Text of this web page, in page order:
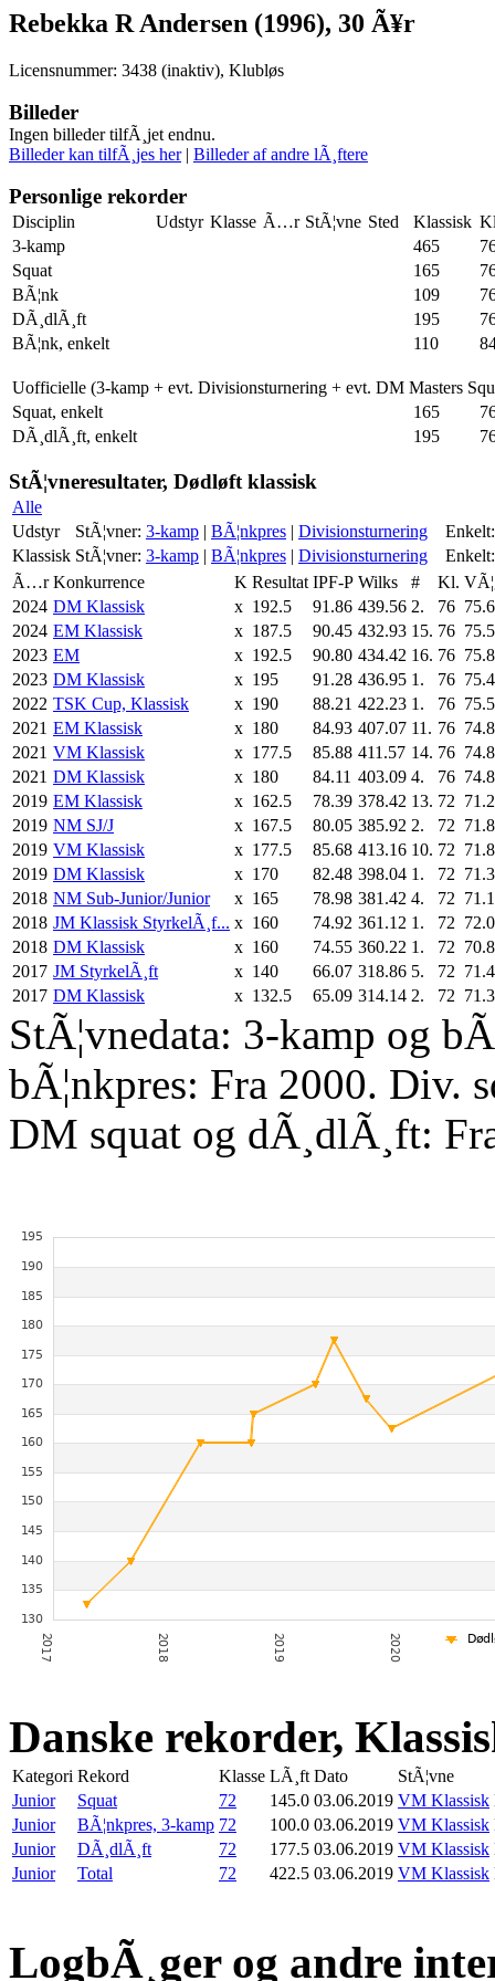
Rebekka R Andersen (1996), 30 Ã¥r
Licensnummer: 3438 (inaktiv), Klubløs
Billeder
Ingen billeder tilfÃ¸jet endnu.
Billeder kan tilfÃ¸jes her| Billeder af andre lÃ¸ftere
Personlige rekorder
Disciplin Udstyr Klasse Ã…r StÃ¦vne Sted Klassisk
3-kamp
465
Squat
165
BÃ¦nk
109
DÃ¸dlÃ¸ft
195
BÃ¦nk, enkelt
110
Uofficielle (3-kamp + evt. Divisionsturnering + evt. DM Masters
Squat, enkelt
165
DÃ¸dlÃ¸ft, enkelt
195
StÃ¦vneresultater, Dødløft klassisk
Alle
Udstyr
StÃ¦vner: 3-kamp | BÃ¦nkpres | Divisionsturnering
Enkelt:
Klassisk StÃ¦vner: 3-kamp | BÃ¦nkpres | Divisionsturnering
Enkelt:
Ã…r Konkurrence K Resultat IPF-P Wilks # Kl.
2024 DM Klassisk x 192.5 91.86 439.56 2. 76
2024 EM Klassisk x 187.5 90.45 432.93 15. 76
2023 EM x 192.5 90.80 434.42 16. 76
2023 DM Klassisk x 195 91.28 436.95 1. 76
2022 TSK Cup, Klassisk x 190 88.21 422.23 1. 76
2021 EM Klassisk x 180 84.93 407.07 11. 76
2021 VM Klassisk x 177.5 85.88 411.57 14. 76
2021 DM Klassisk x 180 84.11 403.09 4. 76
2019 EM Klassisk x 162.5 78.39 378.42 13. 72
2019 NM SJ/J x 167.5 80.05 385.92 2. 72
2019 VM Klassisk x 177.5 85.68 413.16 10. 72
2019 DM Klassisk x 170 82.48 398.04 1. 72
2018 NM Sub-Junior/Junior x 165 78.98 381.42 4. 72
2018 JM Klassisk StyrkelÃ¸f... x 160 74.92 361.12 1. 72
2018 DM Klassisk x 160 74.55 360.22 1. 72
2017 JM StyrkelÃ¸ft x 140 66.07 318.86 5. 72
2017 DM Klassisk x 132.5 65.09 314.14 2. 72
StÃ¦vnedata: 3-kamp og
bÃ¦nkpres: Fra 2000. Div.
DM squat og dÃ¸dlÃ¸ft:
Danske rekorder,
Kategori Rekord Klasse LÃ¸ft Dato StÃ¦vne
Junior
Squat 72 145.0 03.06.2019 VM Klassisk
Junior
BÃ¦nkpres, 3-kamp 72 100.0 03.06.2019 VM Klassisk
Junior
DÃ¸dlÃ¸ft 72 177.5 03.06.2019 VM Klassisk
Junior
Total 72 422.5 03.06.2019 VM Klassisk
LogbÃ¸ger og andre